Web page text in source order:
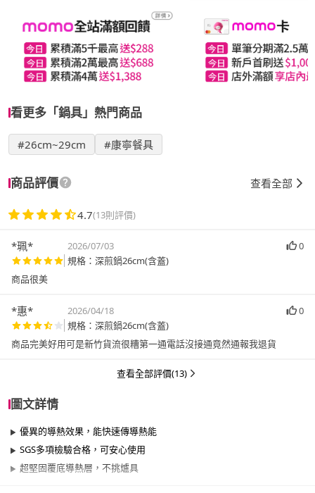
看更多「鍋具」熱門商品
#26cm~29cm #康寧餐具
商品評價 查看全部
4.7(13則評價)
*珮* 2026/07/03
0
規格：深煎鍋26cm(含蓋)
商品很美
*惠* 2026/04/18
0
規格：深煎鍋26cm(含蓋)
商品完美好用可是新竹貨流很糟第一通電話沒接通竟然通報我退貨
查看全部評價(13)
圖文詳情
優異的導熱效果，能快速傳導熱能
SGS多項檢驗合格，可安心使用
超堅固覆底導熱層，不挑爐具